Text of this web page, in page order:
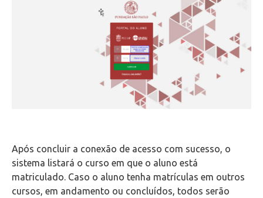
Telefonia
Office 365
Após concluir a conexão de acesso com sucesso, o
sistema listará o curso em que o aluno está
matriculado. Caso o aluno tenha matrículas em outros
cursos, em andamento ou concluídos, todos serão